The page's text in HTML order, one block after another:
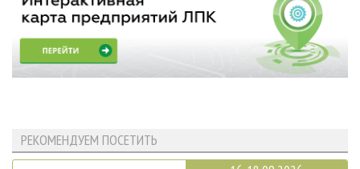
РЕКОМЕНДУЕМ ПОСЕТИТЬ